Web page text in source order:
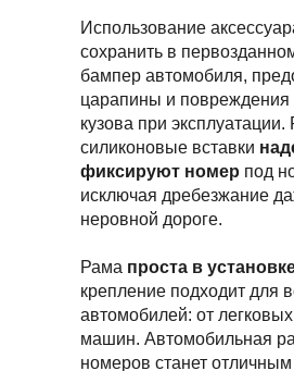
Использование
сохранить в
бампер автомобиля,
царапины и повреждения
кузова при
силиконовые вставки
фиксируют номер под
исключая дребезжание
неровной дороге.
Рама проста в
крепление подходит для
автомобилей: от
машин. Автомобильная
номеров станет